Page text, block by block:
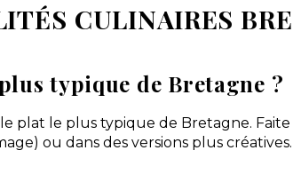
CULINAIRES
typique de Bretagne ?
plat le plus typique de Bretagne.
ou dans des versions plus